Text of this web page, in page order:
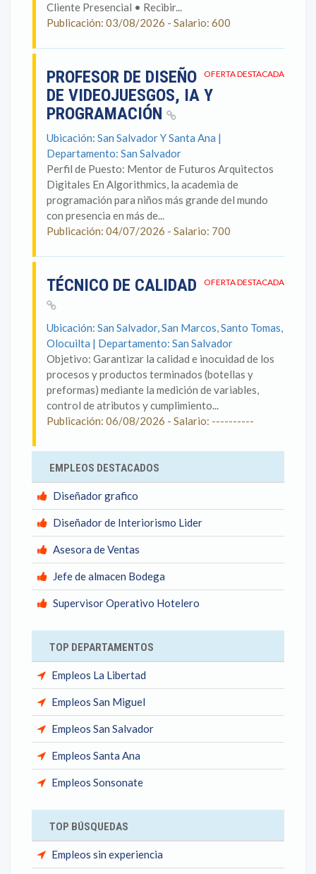
Cliente Presencial • Recibir...
Publicación: 03/08/2026 - Salario: 600
OFERTA DESTACADA
PROFESOR DE DISEÑO
DE VIDEOJUESGOS, IA Y
PROGRAMACIÓN
Ubicación: San Salvador Y Santa Ana |
Departamento: San Salvador
Perfil de Puesto: Mentor de Futuros Arquitectos
Digitales En Algorithmics, la academia de
programación para niños más grande del mundo
con presencia en más de...
Publicación: 04/07/2026 - Salario: 700
OFERTA DESTACADA
TÉCNICO DE CALIDAD
Ubicación: San Salvador, San Marcos, Santo Tomas,
Olocuilta | Departamento: San Salvador
Objetivo: Garantizar la calidad e inocuidad de los
procesos y productos terminados (botellas y
preformas) mediante la medición de variables,
control de atributos y cumplimiento...
Publicación: 06/08/2026 - Salario: ----------
EMPLEOS DESTACADOS
Diseñador grafico
Diseñador de Interiorismo Lider
Asesora de Ventas
Jefe de almacen Bodega
Supervisor Operativo Hotelero
TOP DEPARTAMENTOS
Empleos La Libertad
Empleos San Miguel
Empleos San Salvador
Empleos Santa Ana
Empleos Sonsonate
TOP BÚSQUEDAS
Empleos sin experiencia